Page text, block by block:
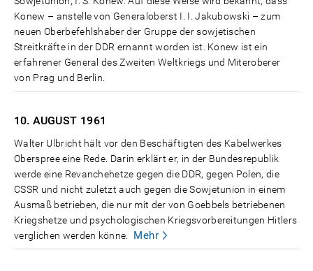
Konew – anstelle von Generaloberst I. I. Jakubowski – zum
neuen Oberbefehlshaber der Gruppe der sowjetischen
Streitkräfte in der DDR ernannt worden ist. Konew ist ein
erfahrener General des Zweiten Weltkriegs und Miteroberer
von Prag und Berlin.
10. AUGUST 1961
Walter Ulbricht hält vor den Beschäftigten des Kabelwerkes
Oberspree eine Rede. Darin erklärt er, in der Bundesrepublik
werde eine Revanchehetze gegen die DDR, gegen Polen, die
CSSR und nicht zuletzt auch gegen die Sowjetunion in einem
Ausmaß betrieben, die nur mit der von Goebbels betriebenen
Kriegshetze und psychologischen Kriegsvorbereitungen Hitlers
verglichen werden könne.
Mehr